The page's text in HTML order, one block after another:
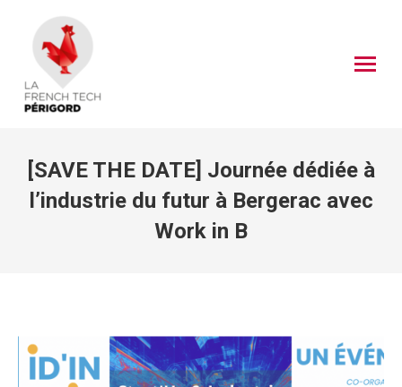
[SAVE THE DATE] Journée dédiée à
l’industrie du futur à Bergerac avec
Work in B